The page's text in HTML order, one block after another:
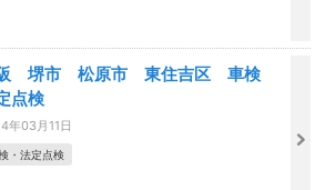
堺市 松原市 東住吉区 車検
点検
年03月11日
・法定点検